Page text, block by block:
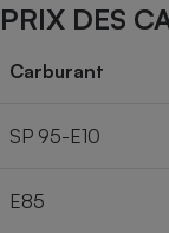
PRIX DES
Carburant
SP 95-E10
E85